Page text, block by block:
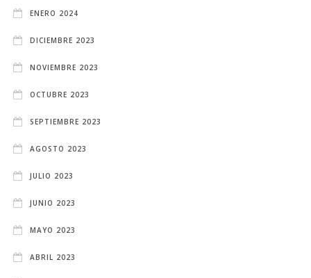
ENERO 2024
DICIEMBRE 2023
NOVIEMBRE 2023
OCTUBRE 2023
SEPTIEMBRE 2023
AGOSTO 2023
JULIO 2023
JUNIO 2023
MAYO 2023
ABRIL 2023